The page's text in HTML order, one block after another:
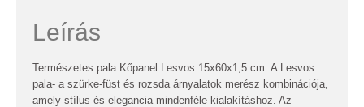
Leírás
Természetes pala Kőpanel Lesvos 15x60x1,5 cm. A Lesvos
pala- a szürke-füst és rozsda árnyalatok merész kombinációja,
amely stílus és elegancia mindenféle kialakításhoz. Az